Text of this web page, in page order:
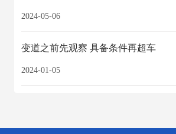
2024-05-06
变道之前先观察 具备条件再超车
2024-01-05